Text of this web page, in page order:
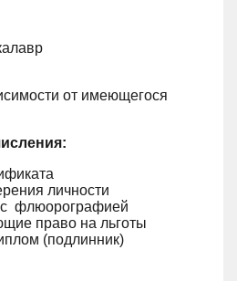
от имеющегося
личности
флюорографией
право на льготы
(подлинник)